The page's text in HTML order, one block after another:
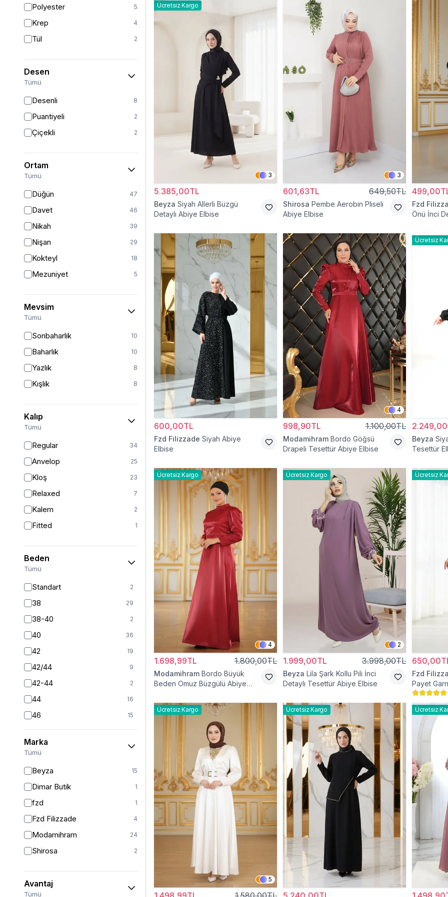
Polyester 5
Krep 4
Tül 2
Desen
Tümü
Desenli 8
Puantiyeli 2
Çiçekli 2
Ortam
Tümü
Düğün 47
Davet 46
Nikah 39
Nişan 29
Kokteyl 18
Mezuniyet 5
Mevsim
Tümü
Sonbaharlık 10
Baharlık 10
Yazlık 8
Kışlık 8
Kalıp
Tümü
Regular 34
Anvelop 25
Kloş 23
Relaxed 7
Kalem 2
Fitted 1
Beden
Tümü
Standart 2
38 29
38-40 2
40 36
42 19
42/44 9
42-44 2
44 16
46 15
46/48 11
48 14
Marka
Tümü
Beyza 15
Dimar Butik 1
fzd 1
Fzd Filizzade 4
Modamihram 24
Shirosa 2
Avantaj
Tümü
Ücretsiz Kargo
3
5.385,00TL
Beyza Siyah Allerli Büzgü
Detaylı Abiye Elbise
3
601,63TL 649,50TL
Shirosa Pembe Aerobin Pliseli
Abiye Elbise
Fzd
Önü İnci
600,00TL
Fzd Filizzade Siyah Abiye
Elbise
4
998,90TL 1.100,00TL
Modamihram Bordo Göğsü
Drapeli Tesettür Abiye Elbise
Ücretsiz
Beyza
Tesettür
Ücretsiz Kargo
4
1.698,99TL 1.800,00TL
Modamihram Bordo Büyük
Beden Omuz Büzgülü Abiye
Ücretsiz Kargo
2
1.999,00TL 3.998,00TL
Beyza Lila Şark Kollu Pili İnci
Detaylı Tesettür Abiye Elbise
Ücretsiz
Fzd
Payet
Elbise
Ücretsiz Kargo
5
Ücretsiz Kargo Ücretsiz